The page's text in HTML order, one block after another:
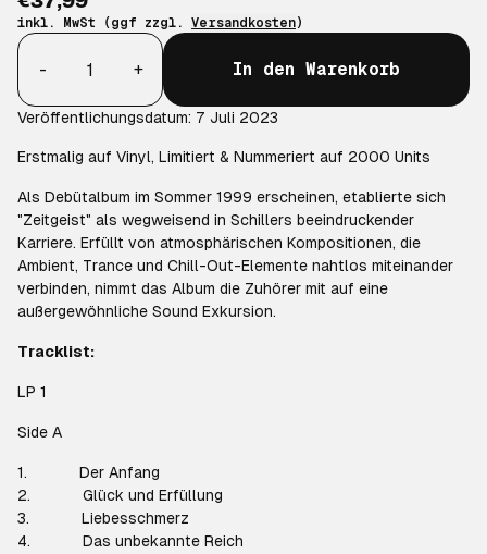
inkl. MwSt (ggf zzgl. Versandkosten)
Anzahl
-
+ In den Warenkorb
Veröffentlichungsdatum: 7 Juli 2023
Erstmalig auf Vinyl, Limitiert & Nummeriert auf 2000 Units
Als Debütalbum im Sommer 1999 erscheinen, etablierte sich
"Zeitgeist" als wegweisend in Schillers beeindruckender
Karriere. Erfüllt von atmosphärischen Kompositionen, die
Ambient, Trance und Chill-Out-Elemente nahtlos miteinander
verbinden, nimmt das Album die Zuhörer mit auf eine
außergewöhnliche Sound Exkursion.
Tracklist:
LP 1
Side A
1. Der Anfang
2. Glück und Erfüllung
3. Liebesschmerz
4. Das unbekannte Reich